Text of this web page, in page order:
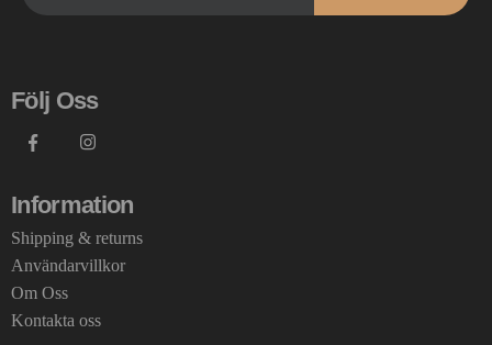
Följ Oss
Information
Shipping & returns
Användarvillkor
Om Oss
Kontakta oss